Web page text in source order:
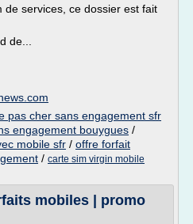
de services, ce dossier est fait
de...
pas cher sans engagement sfr
engagement bouygues /
mobile sfr / offre forfait
/ carte sim virgin mobile
mobiles | promo